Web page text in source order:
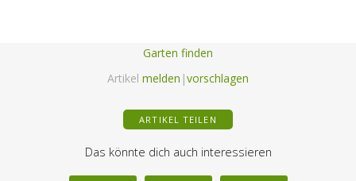
Garten finden
Artikel melden |vorschlagen
ARTIKEL TEILEN
Das könnte dich auch interessieren